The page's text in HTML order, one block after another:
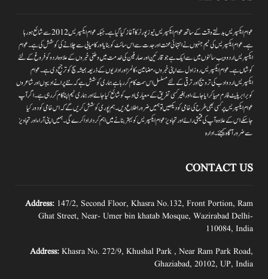
عوام ایکسپریس بدلتے وقت کے ساتھ عوام ایکسپریس نیوز پورٹر کا آغاز کیا گیا ہے۔جبکہ عوام ایکسپریس 2012سے شائع ہورہا
ہے۔ عوام ایکسپریس کی ٹیم جنہوں نے انتہائی محنت اور جدت سے اس سائٹ کو بنایا اور کامیابی سے چلانے کی کوشش کی ہے۔عوام
ایکسپریس اردو ویب سائٹوں میں سے ایک ہے جو قارئین اور صارفین کی خدمت میں وطنی خبروں کے علاوہ اردو کو فروغ کے لئے
کوشاں ہے۔عوام ایکسپریس روز اول سے اپنی خبروں ،مضامین ،کالمز اور اداریوں کے ذریعہ ہمیشہ سچ کو ترجیح دی ہے۔عوام
ایکسپریس اردو ادب کی ترویج اور ترقی کے لئے مسلسل اس سمت کام کر رہا ہے ہماری کوشش ہے کہ نئے پرانے ادیبوں اور شاعروں
کو برابر پلیٹ فارم مہیا کرایا جائے،اور بغیر کسی تفریق کے معیاری ادب کو شائع کیا جائے اور ہماری ٹیم اپنا کام کر رہی ہے۔اگر آپ
عوام ایکسپریس پر کسی بھی طرح کی خامی کو دیکھیں تو ہمیں ضرور اطلاع دیں۔ہم پوری کوشش کریں گے کہ اس خامی کو دور کیا
جاسکے اس کے علاوہ آپ کی قیمتی رائے اور تجاویز عوام ایکسپریس کو بہتر بنانے میں اہم کردار اداکرے گی۔ہمیں اپنی آراءاور تجاویز
سے ضرور آگاہ کیجئے۔ ادارہ
CONTACT US
Address: 147/2, Second Floor, Khasra No.132, Front Portion, Ram
Ghat Street, Near- Umer bin khatab Mosque, Wazirabad Delhi-
110084, India
Address: Khasra No. 272/9, Khushal Park , Near Ram Park Road,
Ghaziabad, 20102, UP, India